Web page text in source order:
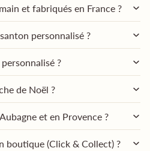
et fabriqués en France ?
personnalisé ?
?
de Noël ?
et en Provence ?
boutique (Click & Collect) ?